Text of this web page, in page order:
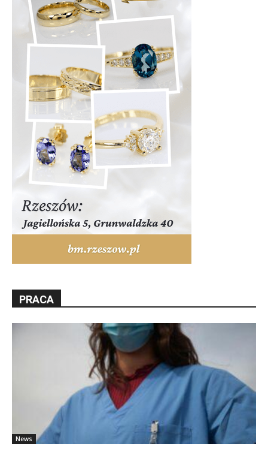
PRACA
News